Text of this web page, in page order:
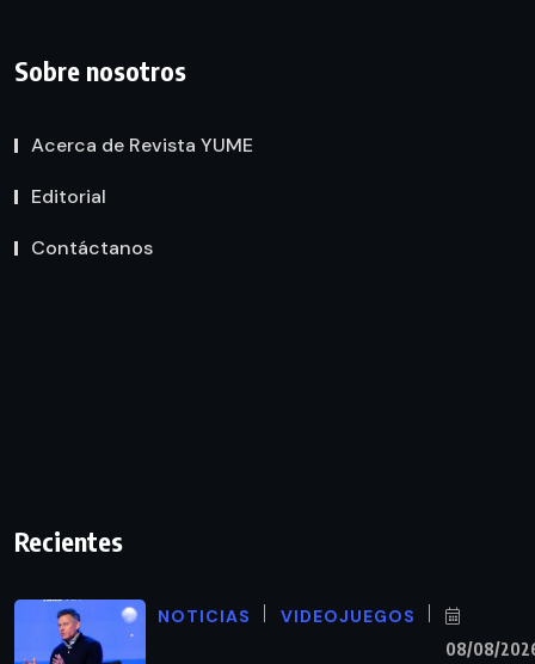
Sobre nosotros
Acerca de Revista YUME
Editorial
Contáctanos
Recientes
NOTICIAS VIDEOJUEGOS
08/08/